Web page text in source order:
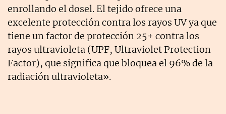
enrollando el dosel. El tejido ofrece una
excelente protección contra los rayos UV ya que
tiene un factor de protección 25+ contra los
rayos ultravioleta (UPF, Ultraviolet Protection
Factor), que significa que bloquea el 96% de la
radiación ultravioleta».